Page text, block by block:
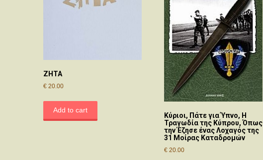
ΖΗΤΑ
€ 20.00
Add to cart
Κύριοι, Πάτε για Ύπνο, Η
Τραγωδία της Κύπρου, Όπως
την Έζησε ένας Λοχαγός της
31 Μοίρας Καταδρομών
€20.00